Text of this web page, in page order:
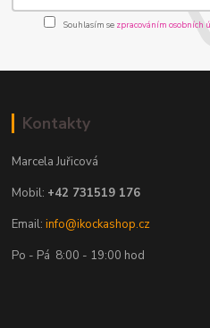
Souhlasím se zpracováním osobních
Kontakty
Marcela Juřicová
Mobil: +42 731519 176
Email:info@ikockashop.cz
Po - Pá 8:00 - 19:00 hod